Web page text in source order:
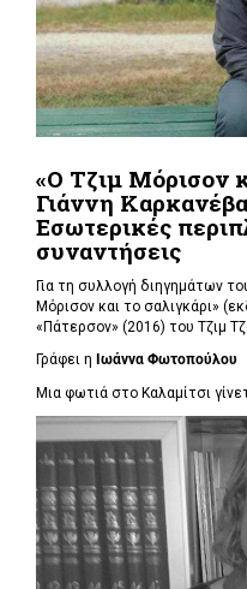
«Ο Τζιμ Μόρισον
Γιάννη
Εσωτερικές
συναντήσεις
Για τη συλλογή διηγημάτων
Μόρισον και το σαλιγκάρι»
«Πάτερσον» (2016) του Τζιμ
Γράφει η Ιωάννα Φωτοπούλου
Μια φωτιά στο Καλαμίτσι